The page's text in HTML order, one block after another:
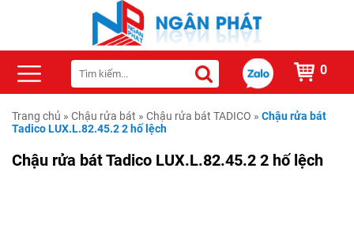
0
Trang chủ » Chậu rửa bát » Chậu rửa bát TADICO » Chậu rửa bát
Tadico LUX.L.82.45.2 2 hố lệch
Chậu rửa bát Tadico LUX.L.82.45.2 2 hố lệch